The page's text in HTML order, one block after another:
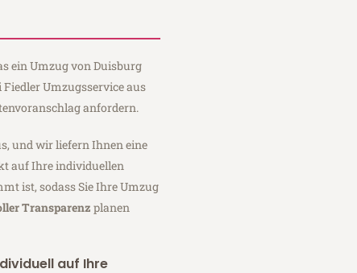
ein Umzug von Duisburg
Umzugsservice aus
anfordern.
und wir liefern Ihnen eine
auf Ihre individuellen
ist, sodass Sie Ihre Umzug
Transparenz planen
auf Ihre